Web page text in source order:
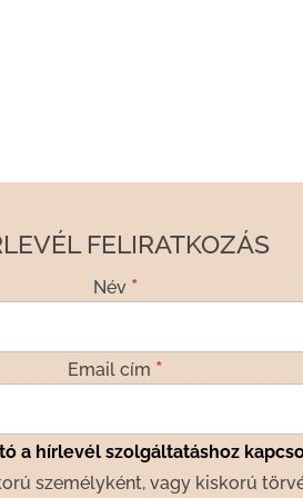
FELIRATKOZÁS
Név *
Email cím *
a hírlevél szolgáltatáshoz
személyként, vagy kiskorú